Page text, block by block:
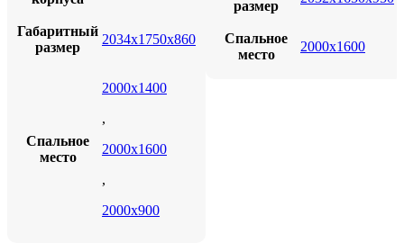
Габаритный
размер
2034х1750х860
Спальное
место
2000х1400
,
2000х1600
,
2000х900
размер
Спальное
место
2000х1600